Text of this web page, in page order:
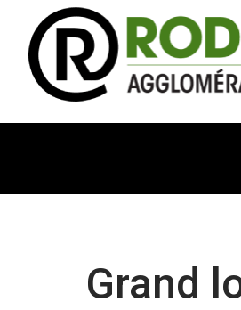
Panneau de gestion des cookies
Grand